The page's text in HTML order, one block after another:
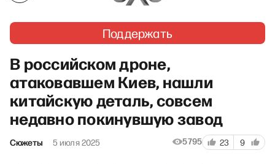
Поддержать
В российском дроне,
атаковавшем Киев, нашли
китайскую деталь, совсем
недавно покинувшую завод
Сюжеты 5 июля 2025 5795 23 9